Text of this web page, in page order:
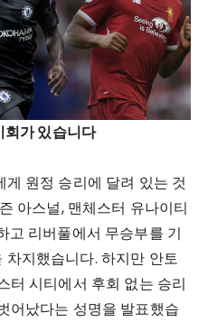
회가 있습니다
원정 승리에 달려 있는 것
아스널, 맨체스터 유나이티
고 리버풀에서 무승부를 기
지했습니다. 하지만 안토
터 시티에서 후회 없는 승리
어났다는 성명을 발표했습